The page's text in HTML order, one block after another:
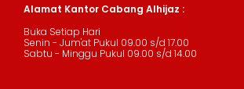
Alamat Kantor Cabang Alhijaz :
Buka Setiap Hari
Senin - Jum'at Pukul 09.00 s/d 17.00
Sabtu - Minggu Pukul 09.00 s/d 14.00